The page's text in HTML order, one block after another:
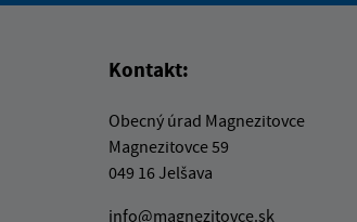
Kontakt:
Obecný úrad Magnezitovce
Magnezitovce 59
049 16 Jelšava
info@magnezitovce.sk